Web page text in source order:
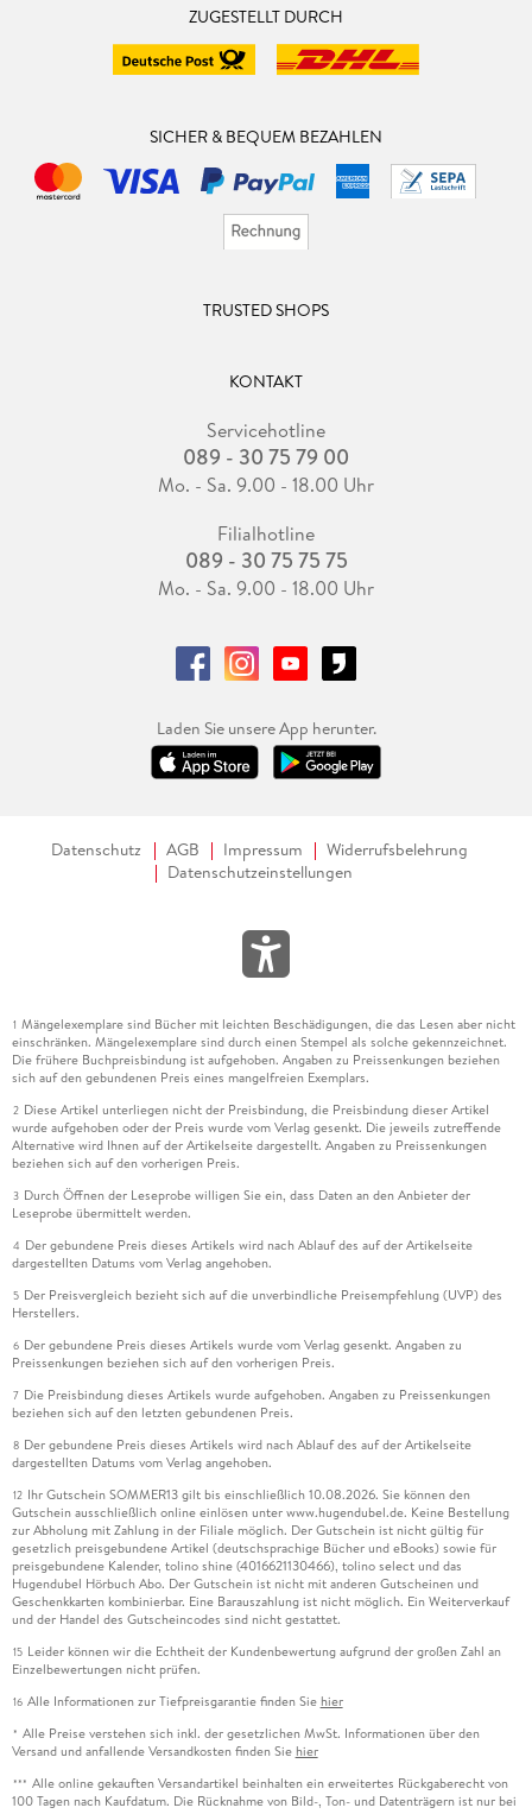
ZUGESTELLT DURCH
SICHER & BEQUEM BEZAHLEN
TRUSTED SHOPS
KONTAKT
Servicehotline
089 - 30 75 79 00
Mo. - Sa. 9.00 - 18.00 Uhr
Filialhotline
089 - 30 75 75 75
Mo. - Sa. 9.00 - 18.00 Uhr
Laden Sie unsere App herunter.
Datenschutz AGB Impressum
Widerrufsbelehrung
Datenschutzeinstellungen
1 Mängelexemplare sind Bücher mit leichten Beschädigungen, die das Lesen aber nicht
einschränken. Mängelexemplare sind durch einen Stempel als solche gekennzeichnet.
Die frühere Buchpreisbindung ist aufgehoben. Angaben zu Preissenkungen beziehen
sich auf den gebundenen Preis eines mangelfreien Exemplars.
2 Diese Artikel unterliegen nicht der Preisbindung, die Preisbindung dieser Artikel
wurde aufgehoben oder der Preis wurde vom Verlag gesenkt. Die jeweils zutreffende
Alternative wird Ihnen auf der Artikelseite dargestellt. Angaben zu Preissenkungen
beziehen sich auf den vorherigen Preis.
3 Durch Öffnen der Leseprobe willigen Sie ein, dass Daten an den Anbieter der
Leseprobe übermittelt werden.
4 Der gebundene Preis dieses Artikels wird nach Ablauf des auf der Artikelseite
dargestellten Datums vom Verlag angehoben.
5 Der Preisvergleich bezieht sich auf die unverbindliche Preisempfehlung (UVP) des
Herstellers.
6 Der gebundene Preis dieses Artikels wurde vom Verlag gesenkt. Angaben zu
Preissenkungen beziehen sich auf den vorherigen Preis.
7 Die Preisbindung dieses Artikels wurde aufgehoben. Angaben zu Preissenkungen
beziehen sich auf den letzten gebundenen Preis.
8 Der gebundene Preis dieses Artikels wird nach Ablauf des auf der Artikelseite
dargestellten Datums vom Verlag angehoben.
12 Ihr Gutschein SOMMER13 gilt bis einschließlich 10.08.2026. Sie können den
Gutschein ausschließlich online einlösen unter www.hugendubel.de. Keine Bestellung
zur Abholung mit Zahlung in der Filiale möglich. Der Gutschein ist nicht gültig für
gesetzlich preisgebundene Artikel (deutschsprachige Bücher und eBooks) sowie für
preisgebundene Kalender, tolino shine (4016621130466), tolino select und das
Hugendubel Hörbuch Abo. Der Gutschein ist nicht mit anderen Gutscheinen und
Geschenkkarten kombinierbar. Eine Barauszahlung ist nicht möglich. Ein Weiterverkauf
und der Handel des Gutscheincodes sind nicht gestattet.
15 Leider können wir die Echtheit der Kundenbewertung aufgrund der großen Zahl an
Einzelbewertungen nicht prüfen.
16 Alle Informationen zur Tiefpreisgarantie finden Sie hier
* Alle Preise verstehen sich inkl. der gesetzlichen MwSt. Informationen über den
Versand und anfallende Versandkosten finden Sie hier
*** Alle online gekauften Versandartikel beinhalten ein erweitertes Rückgaberecht von
100 Tagen nach Kaufdatum. Die Rücknahme von Bild-, Ton- und Datenträgern ist nur bei